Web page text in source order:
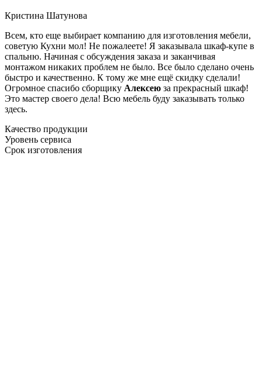
Кристина Шатунова
Всем, кто еще выбирает компанию для изготовления мебели,
советую Кухни мол! Не пожалеете! Я заказывала шкаф-купе в
спальню. Начиная с обсуждения заказа и заканчивая
монтажом никаких проблем не было. Все было сделано очень
быстро и качественно. К тому же мне ещё скидку сделали!
Огромное спасибо сборщику Алексею за прекрасный шкаф!
Это мастер своего дела! Всю мебель буду заказывать только
здесь.
Качество продукции
Уровень сервиса
Срок изготовления